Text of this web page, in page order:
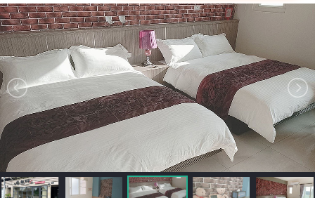
台
灣
房
接
跟
飯